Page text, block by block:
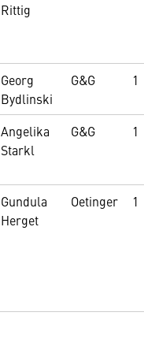
Rittig
Georg
Bydlinski
G&G 1
Angelika
Starkl
G&G 1
Gundula
Herget
Oetinger 1